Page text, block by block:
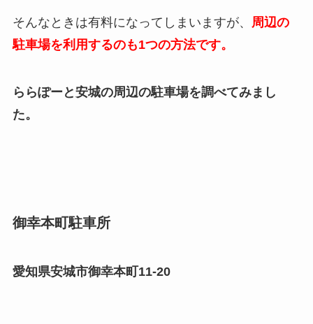
そんなときは有料になってしまいますが、
周辺の
駐車場を利用するのも1つの方法です。
ららぽーと安城の周辺の駐車場を調べてみまし
た。
御幸本町駐車所
愛知県安城市御幸本町11-20